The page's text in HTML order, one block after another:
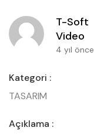
T-Soft
Video
4 yıl önce
Kategori :
TASARIM
Açıklama :